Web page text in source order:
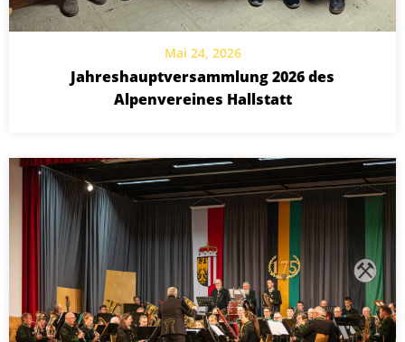
Mai 24, 2026
Jahreshauptversammlung 2026 des
Alpenvereines Hallstatt